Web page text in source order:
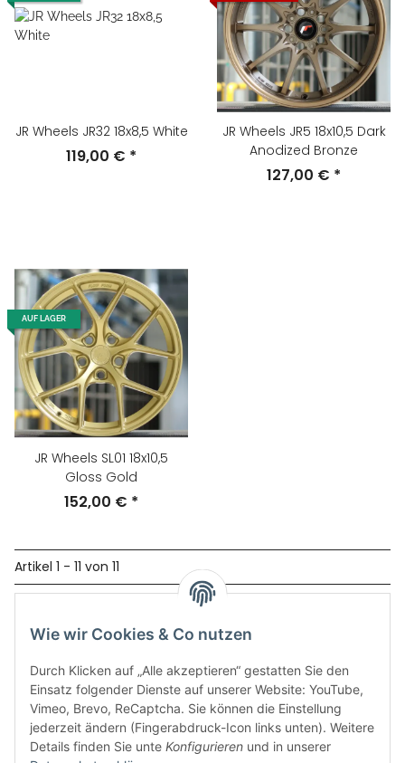
JR Wheels JR32 18x8,5 White
119,00 € *
JR Wheels JR5 18x10,5 Dark
Anodized Bronze
127,00 € *
AUF LAGER
JR Wheels SL01 18x10,5
Gloss Gold
152,00 € *
Artikel 1 - 11 von 11
Kategorien
Wie wir Cookies & Co nutzen
Durch Klicken auf „Alle akzeptieren“ gestatten Sie den
Einsatz folgender Dienste auf unserer Website: YouTube,
Vimeo, Brevo, ReCaptcha. Sie können die Einstellung
jederzeit ändern (Fingerabdruck-Icon links unten). Weitere
Details finden Sie unte Konfigurieren und in unserer